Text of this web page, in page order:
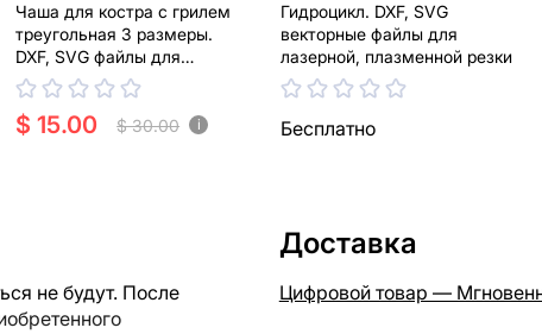
Чаша для костра с грилем
треугольная 3 размеры.
DXF, SVG файлы для
плазменной, лазерной резки
$ 15.00 $ 30.00 i
Гидроцикл. DXF, SVG
векторные файлы для
лазерной, плазменной резки
Бесплатно
не будут. После
Доставка
Цифровой товар —